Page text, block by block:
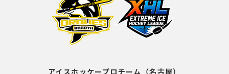
アイスホッケープロチーム（名古屋）